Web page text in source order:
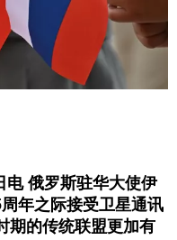
俄罗斯驻华大使伊
年之际接受卫星通讯
期的传统联盟更加有